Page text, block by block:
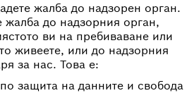
жалба до надзорен орган.
жалба до надзорния орган,
ви на пребиваване или
живеете, или до надзорния
за нас. Това е:
защита на данните и свобода